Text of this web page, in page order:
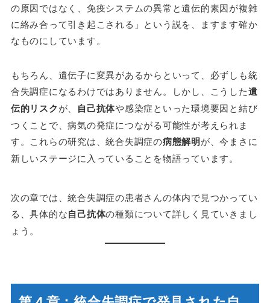
の原因ではなく、免疫システムの異常と遺伝的素因が複雑
に絡み合って引き起こされる」という説を、ますます確か
なものにしています。
もちろん、遺伝子に変異があるからといって、必ずしも統
合失調症になるわけではありません。しかし、こうした遺
伝的リスクが、 自己抗体や感染症といった環境要因と結び
つくことで、病気の発症につながる可能性が考えられま
す。これらの研究は、統合失調症の病態解明が、今まさに
新しいステージに入っていることを物語っています。
次の章では、統合失調症の患者さんの体内で見つかってい
る、具体的な自己抗体の種類について詳しく見ていきまし
ょう。